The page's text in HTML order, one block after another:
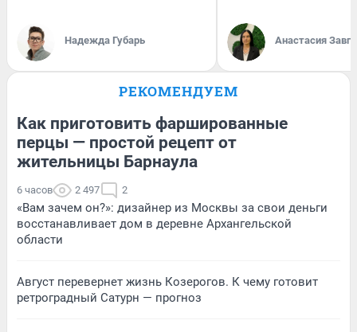
Надежда Губарь Анастасия
РЕКОМЕНДУЕМ
Как приготовить фаршированные
перцы — простой рецепт от
жительницы Барнаула
6 часов 2 497 2
«Вам зачем он?»: дизайнер из Москвы за свои деньги
восстанавливает дом в деревне Архангельской
области
Август перевернет жизнь Козерогов. К чему готовит
ретроградный Сатурн — прогноз